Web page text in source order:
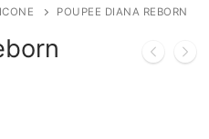
POUPEE DIANA REBORN